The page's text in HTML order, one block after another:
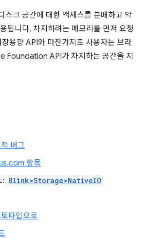
스크 공간에 대한 액세스를 분배하고 악
됩니다. 차지하려는 메모리를 먼저 요청
용량 API와 마찬가지로 사용자는 브라
Foundation API가 차지하는 공간을 지
버그
항목
: Blink>Storage>NativeIO
타입으로